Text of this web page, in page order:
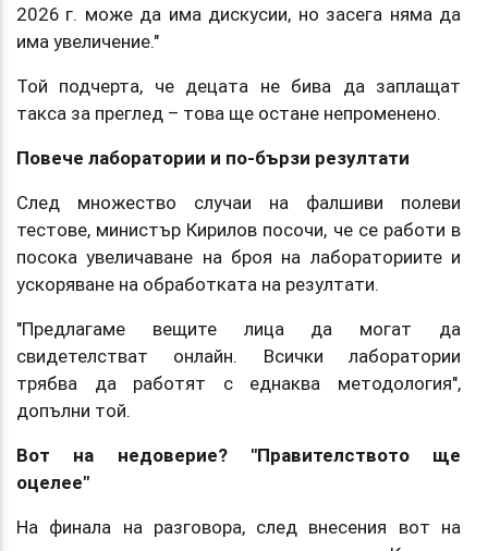
2026 г. може да има дискусии, но засега няма да
има увеличение."
Той подчерта, че децата не бива да заплащат
такса за преглед – това ще остане непроменено.
Повече лаборатории и по-бързи резултати
След множество случаи на фалшиви полеви
тестове, министър Кирилов посочи, че се работи в
посока увеличаване на броя на лабораториите и
ускоряване на обработката на резултати.
"Предлагаме вещите лица да могат да
свидетелстват онлайн. Всички лаборатории
трябва да работят с еднаква методология",
допълни той.
Вот на недоверие? "Правителството ще
оцелее"
На финала на разговора, след внесения вот на